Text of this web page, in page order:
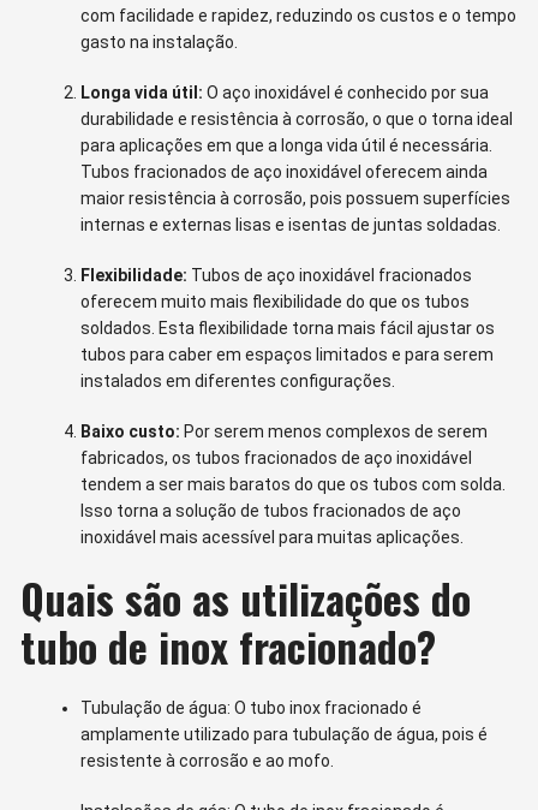
com facilidade e rapidez, reduzindo os custos e o tempo
gasto na instalação.
Longa vida útil: O aço inoxidável é conhecido por sua
durabilidade e resistência à corrosão, o que o torna ideal
para aplicações em que a longa vida útil é necessária.
Tubos fracionados de aço inoxidável oferecem ainda
maior resistência à corrosão, pois possuem superfícies
internas e externas lisas e isentas de juntas soldadas.
Flexibilidade: Tubos de aço inoxidável fracionados
oferecem muito mais flexibilidade do que os tubos
soldados. Esta flexibilidade torna mais fácil ajustar os
tubos para caber em espaços limitados e para serem
instalados em diferentes configurações.
Baixo custo: Por serem menos complexos de serem
fabricados, os tubos fracionados de aço inoxidável
tendem a ser mais baratos do que os tubos com solda.
Isso torna a solução de tubos fracionados de aço
inoxidável mais acessível para muitas aplicações.
Quais são as utilizações do
tubo de inox fracionado?
Tubulação de água: O tubo inox fracionado é
amplamente utilizado para tubulação de água, pois é
resistente à corrosão e ao mofo.